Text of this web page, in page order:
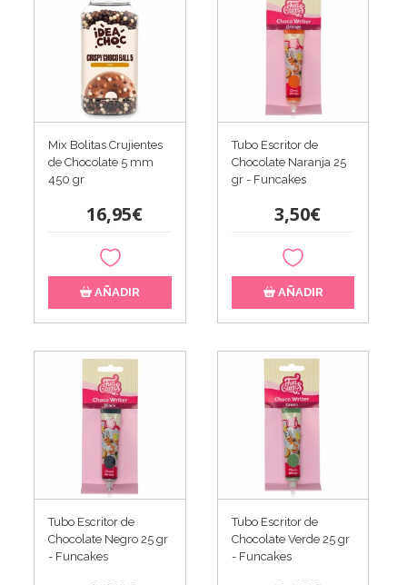
Mix Bolitas Crujientes
de Chocolate 5 mm
450 gr
16,95€
AÑADIR
Tubo Escritor de
Chocolate Naranja 25
gr - Funcakes
3,50€
AÑADIR
Tubo Escritor de
Chocolate Negro 25 gr
- Funcakes
Tubo Escritor de
Chocolate Verde 25 gr
- Funcakes